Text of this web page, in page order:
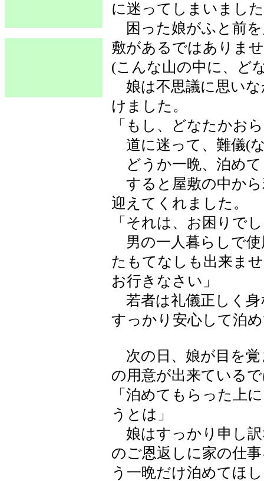
に迷ってしまいまし
困った娘がふと前を
敷があるではありま
(こんな山の中に、ど
娘は不思議に思いな
けました。
「もし、どなたかお
道に迷って、難儀(
どうか一晩、泊め
すると屋敷の中から
迎えてくれました。
「それは、お困りで
男の一人暮らしで使
たもてなしも出来ま
お行きなさい」
若者は礼儀正しく身
すっかり安心して泊
次の日、娘が目を覚
の用意が出来ている
「泊めてもらった上
うとは」
娘はすっかり申し
のご恩返しに家の仕
う一晩だけ泊めてほ